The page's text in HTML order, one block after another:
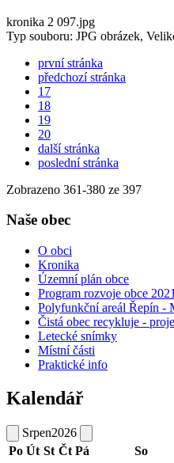
kronika 2 097.jpg
Typ souboru: JPG obrázek,
první stránka
předchozí stránka
17
18
19
20
další stránka
poslední stránka
Zobrazeno 361-380 ze 397
Naše obec
O obci
Kronika
Územní plán obce
Program rozvoje obce
Polyfunkční areál Řepín -
Čistá obec recykluje -
Letecké snímky
Místní části
Praktické info
Kalendář
Srpen2026
Po Út St Čt Pá So